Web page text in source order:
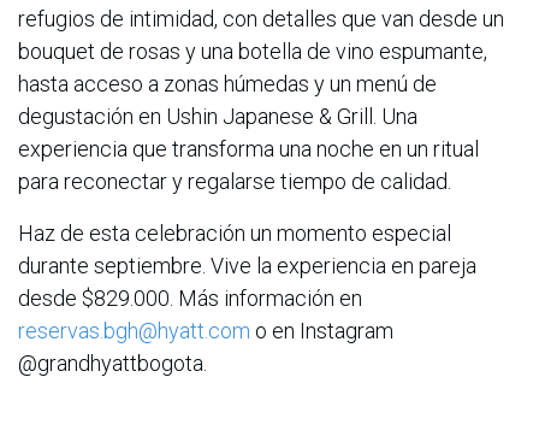
refugios de intimidad, con detalles que van desde un
bouquet de rosas y una botella de vino espumante,
hasta acceso a zonas húmedas y un menú de
degustación en Ushin Japanese & Grill. Una
experiencia que transforma una noche en un ritual
para reconectar y regalarse tiempo de calidad.
Haz de esta celebración un momento especial
durante septiembre. Vive la experiencia en pareja
desde $829.000. Más información en
reservas.bgh@hyatt.com o en Instagram
@grandhyattbogota.